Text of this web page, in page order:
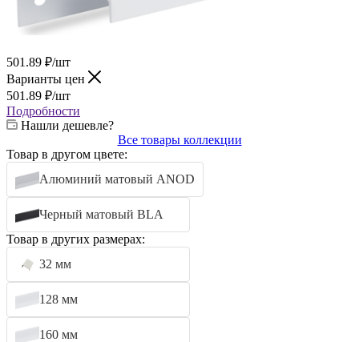
501.89 ₽/шт
Варианты цен
501.89 ₽/шт
Подробности
Нашли дешевле?
Все товары коллекции
Товар в другом цвете:
Алюминий матовый ANOD
Черный матовый BLA
Товар в других размерах:
32 мм
128 мм
160 мм